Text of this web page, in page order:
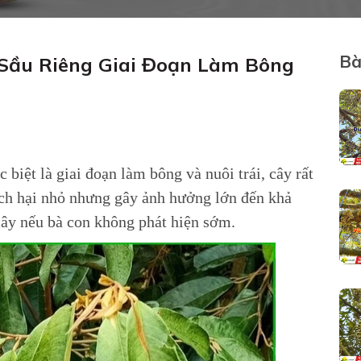
Riêng Giai Đoạn Làm Bông
biệt là giai đoạn làm bông và nuôi trái, cây rất
hại nhỏ nhưng gây ảnh hưởng lớn đến khả
nếu bà con không phát hiện sớm.